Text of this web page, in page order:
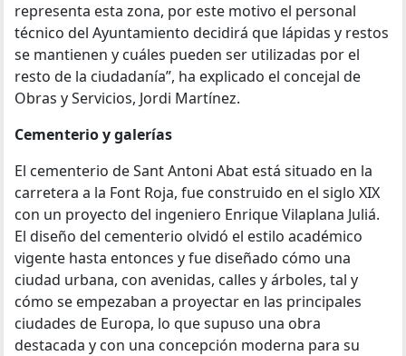
representa esta zona, por este motivo el personal
técnico del Ayuntamiento decidirá que lápidas y restos
se mantienen y cuáles pueden ser utilizadas por el
resto de la ciudadanía”, ha explicado el concejal de
Obras y Servicios, Jordi Martínez.
Cementerio y galerías
El cementerio de Sant Antoni Abat está situado en la
carretera a la Font Roja, fue construido en el siglo XIX
con un proyecto del ingeniero Enrique Vilaplana Juliá.
El diseño del cementerio olvidó el estilo académico
vigente hasta entonces y fue diseñado cómo una
ciudad urbana, con avenidas, calles y árboles, tal y
cómo se empezaban a proyectar en las principales
ciudades de Europa, lo que supuso una obra
destacada y con una concepción moderna para su